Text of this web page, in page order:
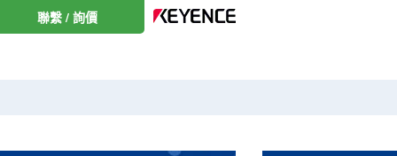
聯繫 / 詢價